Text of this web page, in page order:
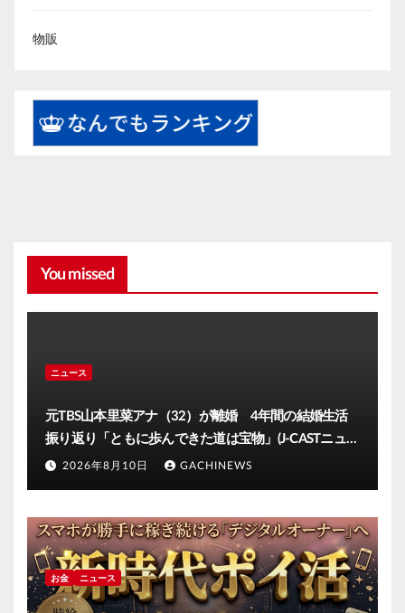
物販
You missed
ニュース
元TBS山本里菜アナ（32）が離婚 4年間の結婚生活
振り返り「ともに歩んできた道は宝物」(J-CASTニュー
ス) 2026年8月10日 GACHINEWS
お金 ニュース